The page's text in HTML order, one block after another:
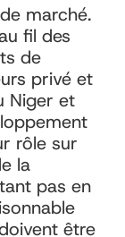
marché.
fil des
de
privé et
Niger et
rôle sur
la
pas en
être